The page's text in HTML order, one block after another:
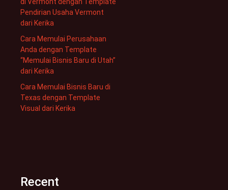
di Vermont dengan Template
Pendirian Usaha Vermont
dari Kerika
Cara Memulai Perusahaan
Anda dengan Template
“Memulai Bisnis Baru di Utah”
dari Kerika
Cara Memulai Bisnis Baru di
Texas dengan Template
Visual dari Kerika
Recent